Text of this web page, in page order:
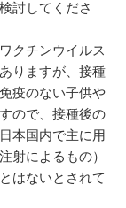
討してくださ
クチンウイルス
りますが、接種
疫のない子供や
ので、接種後の
本国内で主に用
射によるもの）
はないとされて